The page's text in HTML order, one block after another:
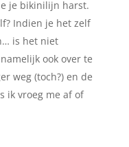
je bikinilijn harst.
Indien je het zelf
is het niet
ook over te
weg (toch?) en de
ik vroeg me af of